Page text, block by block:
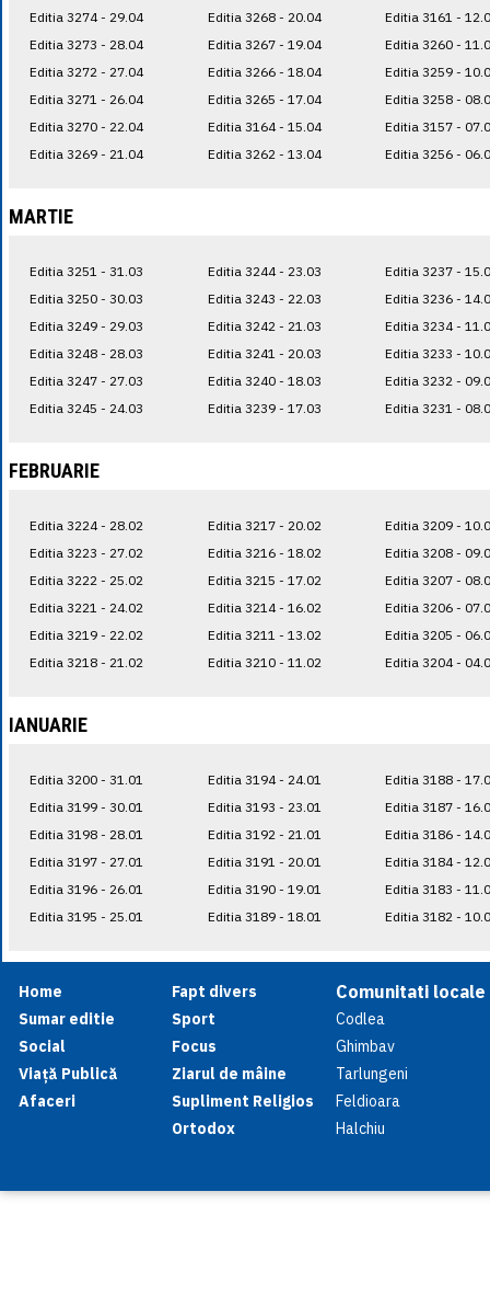
Editia 3274 - 29.04
Editia 3273 - 28.04
Editia 3272 - 27.04
Editia 3271 - 26.04
Editia 3270 - 22.04
Editia 3269 - 21.04
Editia 3268 - 20.04
Editia 3267 - 19.04
Editia 3266 - 18.04
Editia 3265 - 17.04
Editia 3164 - 15.04
Editia 3262 - 13.04
Editia 3161 -
Editia 3260 -
Editia 3259 -
Editia 3258 -
Editia 3157 -
Editia 3256 -
MARTIE
Editia 3251 - 31.03
Editia 3250 - 30.03
Editia 3249 - 29.03
Editia 3248 - 28.03
Editia 3247 - 27.03
Editia 3245 - 24.03
Editia 3244 - 23.03
Editia 3243 - 22.03
Editia 3242 - 21.03
Editia 3241 - 20.03
Editia 3240 - 18.03
Editia 3239 - 17.03
Editia 3237 -
Editia 3236 -
Editia 3234 -
Editia 3233 -
Editia 3232 -
Editia 3231 -
FEBRUARIE
Editia 3224 - 28.02
Editia 3223 - 27.02
Editia 3222 - 25.02
Editia 3221 - 24.02
Editia 3219 - 22.02
Editia 3218 - 21.02
Editia 3217 - 20.02
Editia 3216 - 18.02
Editia 3215 - 17.02
Editia 3214 - 16.02
Editia 3211 - 13.02
Editia 3210 - 11.02
Editia 3209 -
Editia 3208 -
Editia 3207 -
Editia 3206 -
Editia 3205 -
Editia 3204 -
IANUARIE
Editia 3200 - 31.01
Editia 3199 - 30.01
Editia 3198 - 28.01
Editia 3197 - 27.01
Editia 3196 - 26.01
Editia 3195 - 25.01
Editia 3194 - 24.01
Editia 3193 - 23.01
Editia 3192 - 21.01
Editia 3191 - 20.01
Editia 3190 - 19.01
Editia 3189 - 18.01
Editia 3188 -
Editia 3187 -
Editia 3186 -
Editia 3184 -
Editia 3183 -
Editia 3182 -
Home
Sumar editie
Social
Viață Publică
Afaceri
Fapt divers
Sport
Focus
Ziarul de mâine
Supliment Religios
Ortodox
Comunitati locale
Codlea
Ghimbav
Tarlungeni
Feldioara
Halchiu